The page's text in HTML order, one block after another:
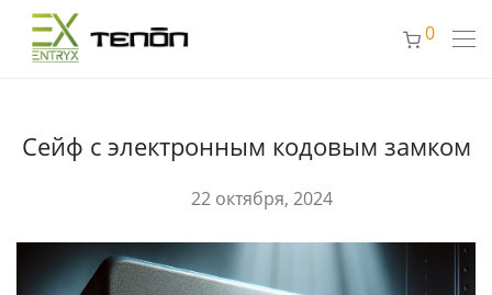
0
Сейф с электронным кодовым замком
22 октября, 2024